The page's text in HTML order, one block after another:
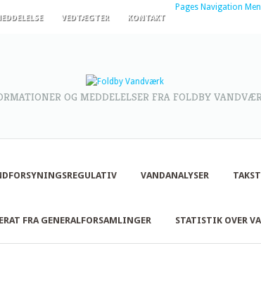
Pages Navigation
VEDTÆGTER KONTAKT
OG MEDDELELSER FRA FOLDBY
VANDANALYSER
FRA GENERALFORSAMLINGER STATISTIK OVER